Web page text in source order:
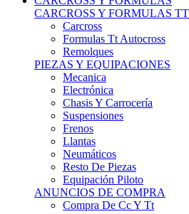
CARCROSS Y FORMULAS TT
Carcross
Formulas Tt Autocross
Remolques
PIEZAS Y EQUIPACIONES
Mecanica
Electrónica
Chasis Y Carrocería
Suspensiones
Frenos
Llantas
Neumáticos
Resto De Piezas
Equipación Piloto
ANUNCIOS DE COMPRA
Compra De Cc Y Tt